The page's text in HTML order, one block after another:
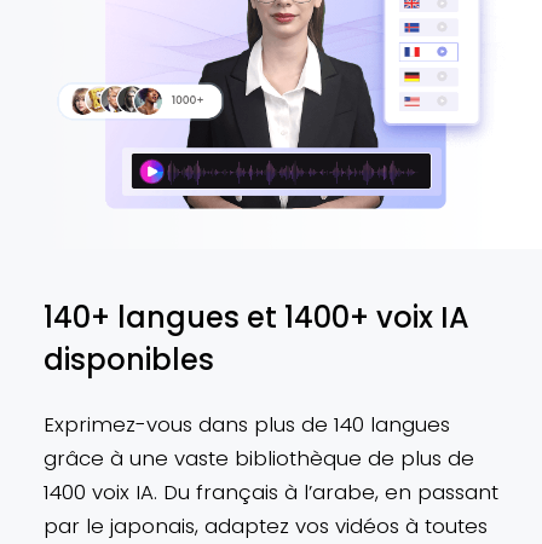
140+ langues et 1400+ voix IA
disponibles
Exprimez-vous dans plus de 140 langues
grâce à une vaste bibliothèque de plus de
1400 voix IA. Du français à l’arabe, en passant
par le japonais, adaptez vos vidéos à toutes